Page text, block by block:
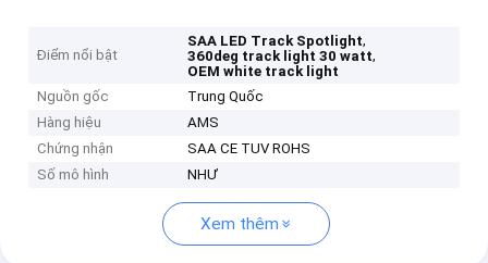
Điểm nổi bật
SAA LED Track Spotlight,
360deg track light 30 watt,
OEM white track light
Nguồn gốc
Trung Quốc
Hàng hiệu
AMS
Chứng nhận
SAA CE TUV ROHS
Số mô hình
NHƯ
Xem thêm